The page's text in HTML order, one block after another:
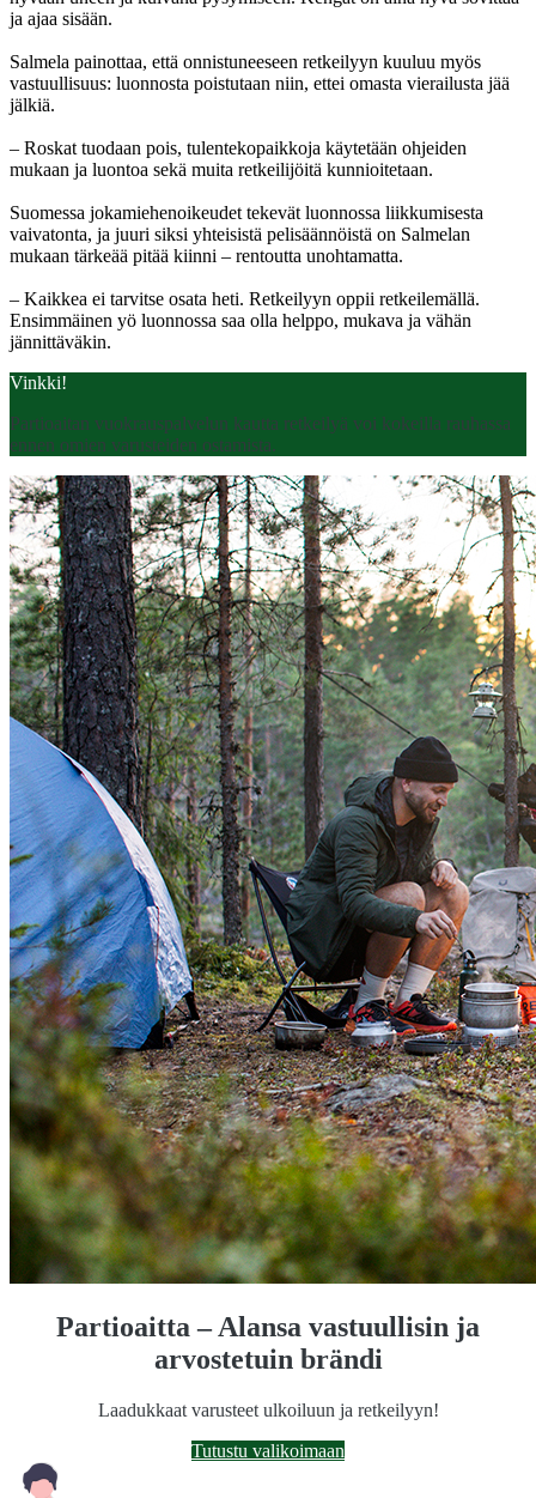
ja ajaa sisään.
Salmela painottaa, että onnistuneeseen retkeilyyn kuuluu myös
vastuullisuus: luonnosta poistutaan niin, ettei omasta vierailusta jää
jälkiä.
– Roskat tuodaan pois, tulentekopaikkoja käytetään ohjeiden
mukaan ja luontoa sekä muita retkeilijöitä kunnioitetaan.
Suomessa jokamiehenoikeudet tekevät luonnossa liikkumisesta
vaivatonta, ja juuri siksi yhteisistä pelisäännöistä on Salmelan
mukaan tärkeää pitää kiinni – rentoutta unohtamatta.
– Kaikkea ei tarvitse osata heti. Retkeilyyn oppii retkeilemällä.
Ensimmäinen yö luonnossa saa olla helppo, mukava ja vähän
jännittäväkin.
Vinkki!
Partioaitan vuokrauspalvelun kautta retkeilyä voi kokeilla rauhassa
ennen omien varusteiden ostamista.
Partioaitta – Alansa vastuullisin ja
arvostetuin brändi
Laadukkaat varusteet ulkoiluun ja retkeilyyn!
Tutustu valikoimaan